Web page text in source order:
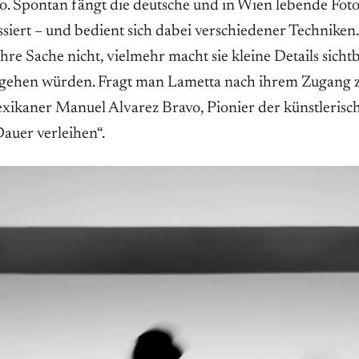
Spontan fängt die deutsche und in Wien lebende
– und bedient sich dabei verschiedener
Sache nicht, vielmehr macht sie kleine Details
würden. Fragt man Lametta nach ihrem Zugang
Manuel Alvarez Bravo, Pionier der
verleihen“.